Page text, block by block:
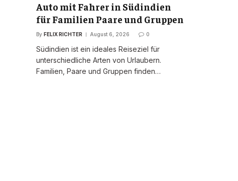
Auto mit Fahrer in Südindien
für Familien Paare und Gruppen
By FELIX RICHTER August 6, 2026 0
Südindien ist ein ideales Reiseziel für
unterschiedliche Arten von Urlaubern.
Familien, Paare und Gruppen finden…